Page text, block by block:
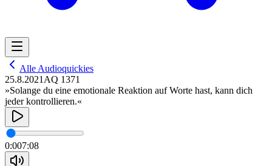
Alle Audioquickies
25.8.2021 AQ 1371
»Solange du eine emotionale Reaktion auf Worte hast, kann dich
jeder kontrollieren.«
0:007:08